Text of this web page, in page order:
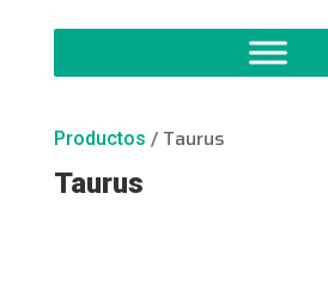
Productos / Taurus
Taurus